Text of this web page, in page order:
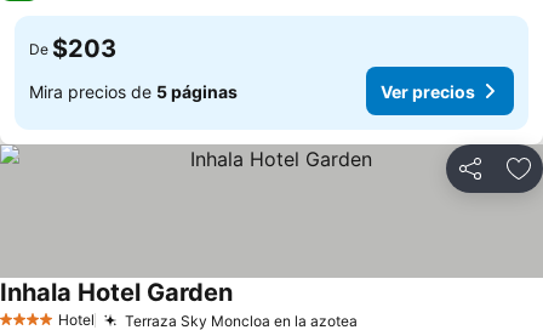
De $203
Mira precios de 5 páginas Ver precios
Compartir
Hotel Terraza Sky Moncloa en la azotea
Inhala Hotel GardenVer precios